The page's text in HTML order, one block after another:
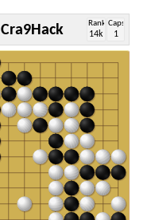
Cra9Hack Rank
14k
Caps
1